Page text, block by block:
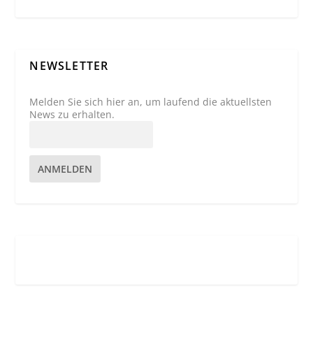
NEWSLETTER
Melden Sie sich hier an, um laufend die aktuellsten
News zu erhalten.
ANMELDEN